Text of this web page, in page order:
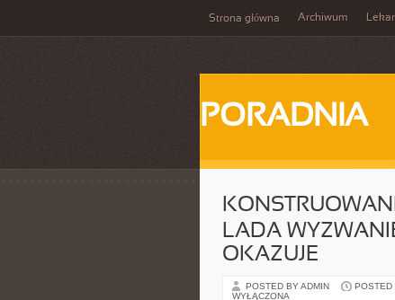
Strona główna Archiwum
PORADNIA
LADA
OKAZUJE
POSTED BY ADMIN POSTED
WYŁĄCZONA